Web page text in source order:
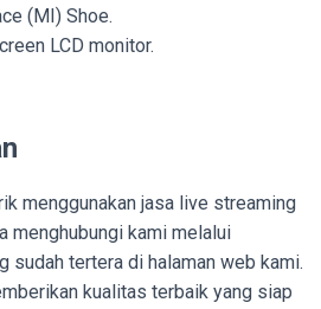
(MI) Shoe.
LCD monitor.
menggunakan jasa live streaming
menghubungi kami melalui
sudah tertera di halaman web kami.
kualitas terbaik yang siap